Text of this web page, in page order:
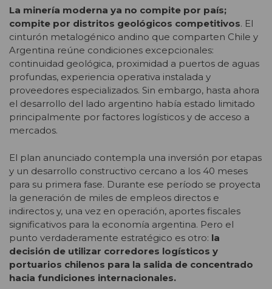
La minería moderna ya no compite por país;
compite por distritos geológicos competitivos. El
cinturón metalogénico andino que comparten Chile y
Argentina reúne condiciones excepcionales:
continuidad geológica, proximidad a puertos de aguas
profundas, experiencia operativa instalada y
proveedores especializados. Sin embargo, hasta ahora
el desarrollo del lado argentino había estado limitado
principalmente por factores logísticos y de acceso a
mercados.
El plan anunciado contempla una inversión por etapas
y un desarrollo constructivo cercano a los 40 meses
para su primera fase. Durante ese período se proyecta
la generación de miles de empleos directos e
indirectos y, una vez en operación, aportes fiscales
significativos para la economía argentina. Pero el
punto verdaderamente estratégico es otro: la
decisión de utilizar corredores logísticos y
portuarios chilenos para la salida de concentrado
hacia fundiciones internacionales.